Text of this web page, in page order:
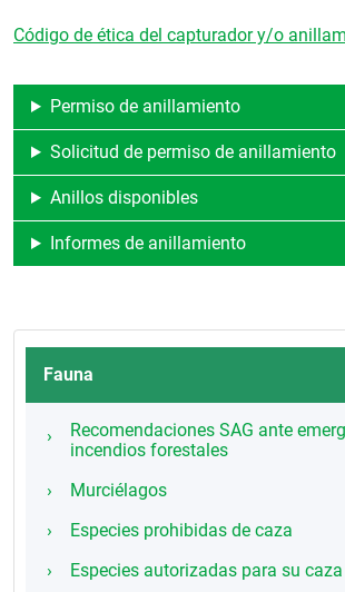
Código de ética del capturador y/o
Permiso de anillamiento
Solicitud de permiso de anillamiento
Anillos disponibles
Informes de anillamiento
Fauna
Recomendaciones SAG ante
incendios forestales
Murciélagos
Especies prohibidas de caza
Especies autorizadas para su caza